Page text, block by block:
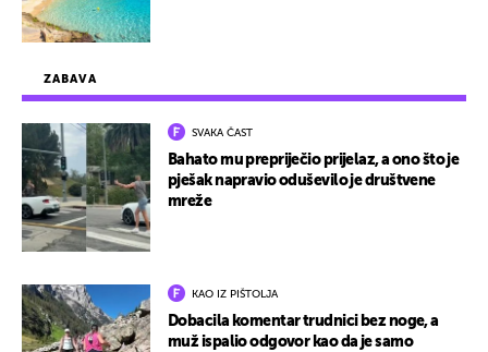
ZABAVA
SVAKA ČAST
Bahato mu prepriječio prijelaz, a ono što je
pješak napravio oduševilo je društvene
mreže
KAO IZ PIŠTOLJA
Dobacila komentar trudnici bez noge, a
muž ispalio odgovor kao da je samo